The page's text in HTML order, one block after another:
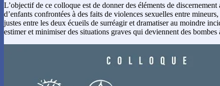
L’objectif de ce colloque est de donner des éléments de discernement
d’enfants confrontées à des faits de violences sexuelles entre
justes entre les deux écueils de surréagir et dramatiser au moindre
estimer et minimiser des situations graves qui deviennent des bombes